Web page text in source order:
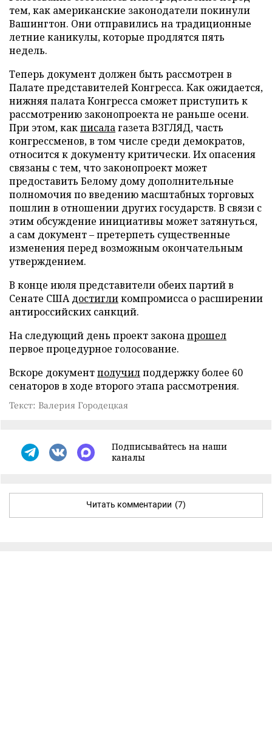
тем, как американские законодатели покинули
Вашингтон. Они отправились на традиционные
летние каникулы, которые продлятся пять
недель.
Теперь документ должен быть рассмотрен в
Палате представителей Конгресса. Как ожидается,
нижняя палата Конгресса сможет приступить к
рассмотрению законопроекта не раньше осени.
При этом, какписалагазета ВЗГЛЯД, часть
конгрессменов, в том числе среди демократов,
относится к документу критически. Их опасения
связаны с тем, что законопроект может
предоставить Белому дому дополнительные
полномочия по введению масштабных торговых
пошлин в отношении других государств. В связи с
этим обсуждение инициативы может затянуться,
а сам документ – претерпеть существенные
изменения перед возможным окончательным
утверждением.
В конце июля представители обеих партий в
Сенате СШАдостигликомпромисса о расширении
антироссийских санкций.
На следующий день проект законапрошел
первое процедурное голосование.
Вскоре документполучилподдержку более 60
сенаторов в ходе второго этапа рассмотрения.
Текст: Валерия Городецкая
Подписывайтесь на наши
каналы
Читать комментарии (7)